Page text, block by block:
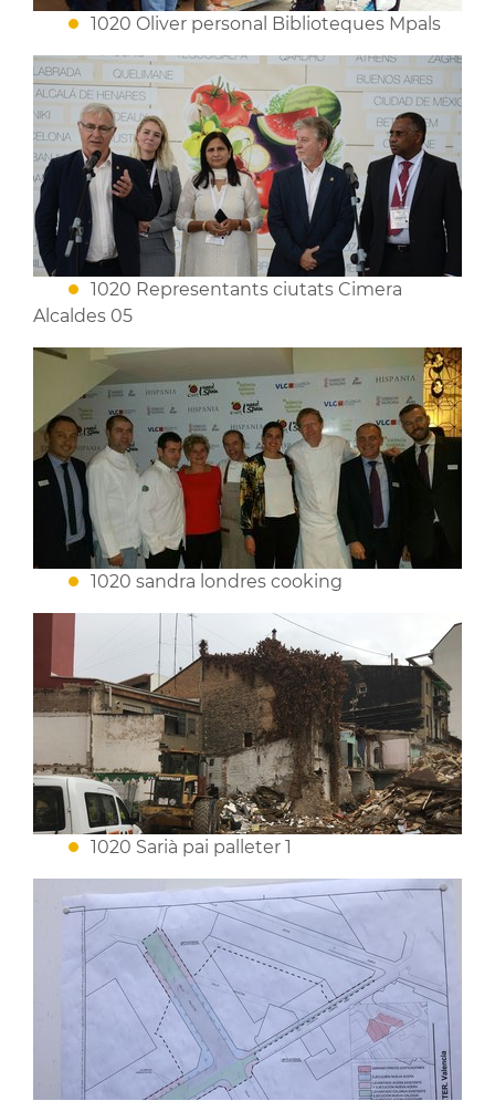
1020 Oliver personal Biblioteques Mpals
1020 Representants ciutats Cimera
Alcaldes 05
1020 sandra londres cooking
1020 Sarià pai palleter 1